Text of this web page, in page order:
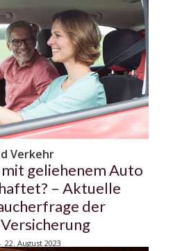
Verkehr
geliehenem Auto
– Aktuelle
der
Versicherung
22. August 2023